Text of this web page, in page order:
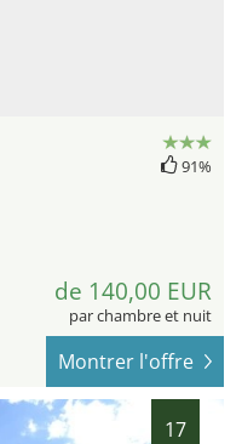
91%
de 140,00 EUR
par chambre et nuit
Montrer l'offre
17